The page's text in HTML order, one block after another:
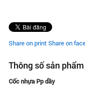
Share on print Share on
Thông số sản phẩm
Cốc nhựa Pp dầy